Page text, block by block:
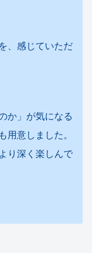
、感じていただ
か」が気になる
も用意しました。
り深く楽しんで